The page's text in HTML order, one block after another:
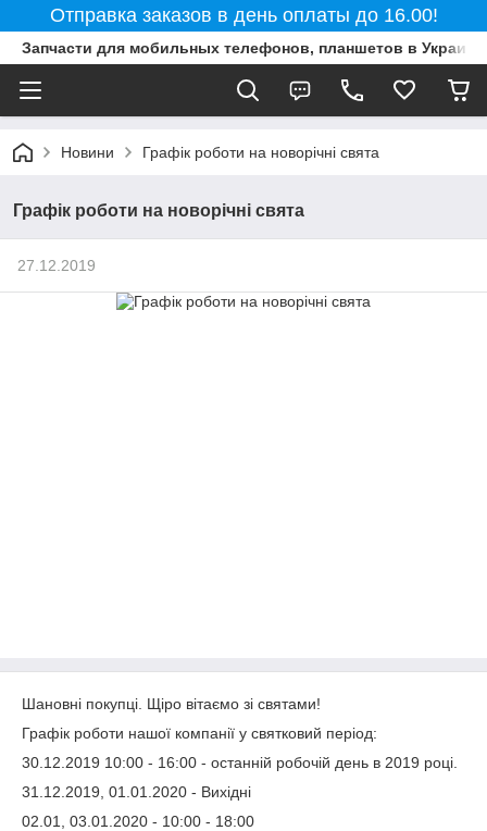
Отправка заказов в день оплаты до 16.00!
Запчасти для мобильных телефонов, планшетов в
Новини Графік роботи на новорічні свята
Графік роботи на новорічні свята
27.12.2019
Шановні покупці. Щіро вітаємо зі святами!
Графік роботи нашої компанії у святковий період:
30.12.2019 10:00 - 16:00 - останній робочій день в 2019 році.
31.12.2019, 01.01.2020 - Вихідні
02.01, 03.01.2020 - 10:00 - 18:00